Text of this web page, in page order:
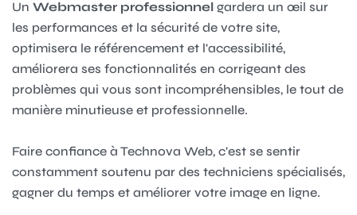
Un Webmaster professionnel gardera un œil sur
les performances et la sécurité de votre site,
optimisera le référencement et l'accessibilité,
améliorera ses fonctionnalités en corrigeant des
problèmes qui vous sont incompréhensibles, le tout de
manière minutieuse et professionnelle.
Faire confiance à Technova Web, c'est se sentir
constamment soutenu par des techniciens spécialisés,
gagner du temps et améliorer votre image en ligne.